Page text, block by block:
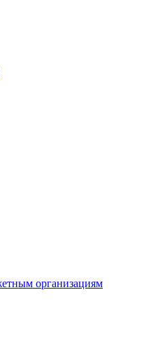
организациям